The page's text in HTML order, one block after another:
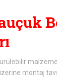
montaj